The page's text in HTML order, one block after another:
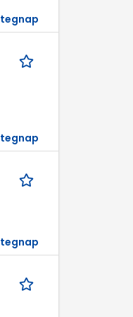
tegnap
tegnap
tegnap